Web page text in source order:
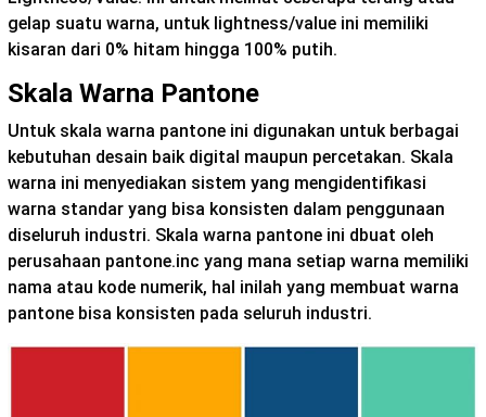
gelap suatu warna, untuk lightness/value ini memiliki
kisaran dari 0% hitam hingga 100% putih.
Skala Warna Pantone
Untuk skala warna pantone ini digunakan untuk berbagai
kebutuhan desain baik digital maupun percetakan. Skala
warna ini menyediakan sistem yang mengidentifikasi
warna standar yang bisa konsisten dalam penggunaan
diseluruh industri. Skala warna pantone ini dbuat oleh
perusahaan pantone.inc yang mana setiap warna memiliki
nama atau kode numerik, hal inilah yang membuat warna
pantone bisa konsisten pada seluruh industri.